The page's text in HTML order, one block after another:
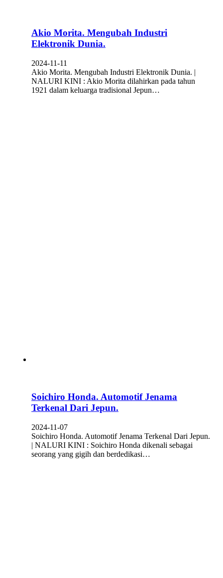
Akio Morita. Mengubah Industri
Elektronik Dunia.
2024-11-11
Akio Morita. Mengubah Industri Elektronik Dunia. |
NALURI KINI : Akio Morita dilahirkan pada tahun
1921 dalam keluarga tradisional Jepun…
Soichiro Honda. Automotif Jenama
Terkenal Dari Jepun.
2024-11-07
Soichiro Honda. Automotif Jenama Terkenal Dari Jepun.
| NALURI KINI : Soichiro Honda dikenali sebagai
seorang yang gigih dan berdedikasi…